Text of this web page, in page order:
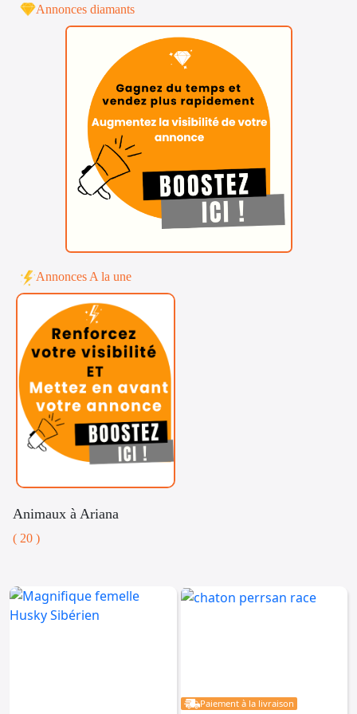
Voitures
Annonces diamants
Annonces A la une
Animaux à Ariana
( 20 )
Paiement à la livraison